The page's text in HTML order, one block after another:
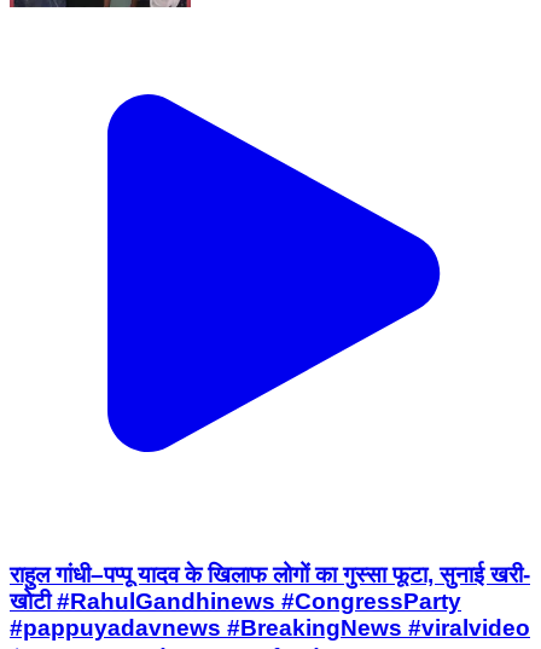
राहुल गांधी–पप्पू यादव के खिलाफ लोगों का गुस्सा फूटा, सुनाई खरी-
खोटी #RahulGandhinews #CongressParty
#pappuyadavnews #BreakingNews #viralvideo